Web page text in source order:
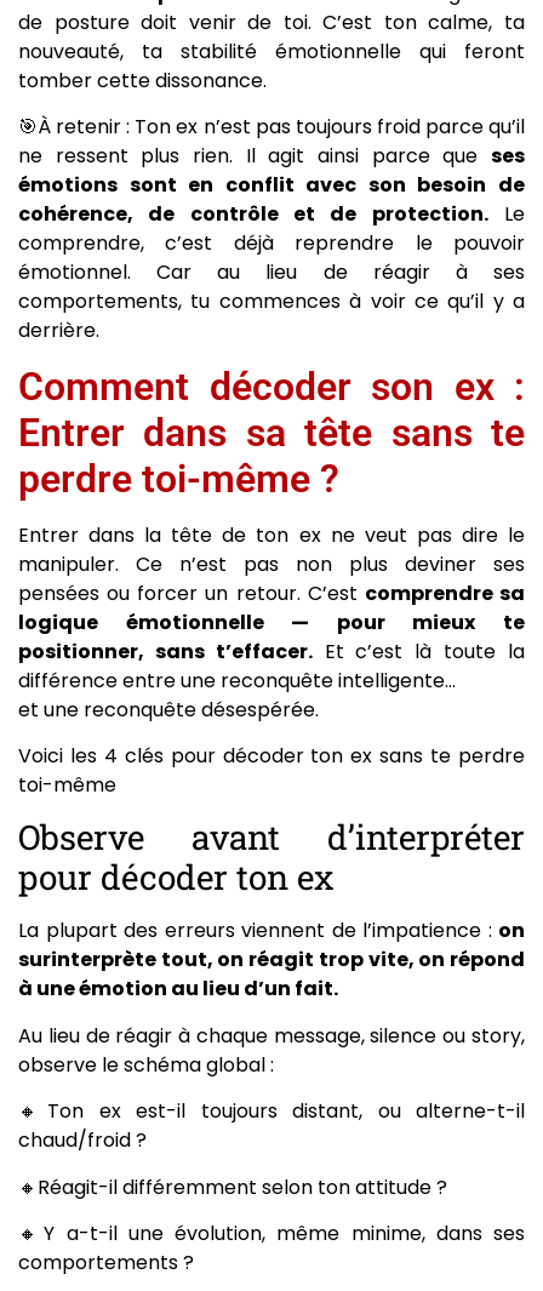
de posture doit venir de toi. C’est ton calme, ta
nouveauté, ta stabilité émotionnelle qui feront
tomber cette dissonance.
🎯À retenir : Ton ex n’est pas toujours froid parce qu’il
ne ressent plus rien. Il agit ainsi parce que ses
émotions sont en conflit avec son besoin de
cohérence, de contrôle et de protection.Le
comprendre, c’est déjà reprendre le pouvoir
émotionnel. Car au lieu de réagir à ses
comportements, tu commences à voir ce qu’il y a
derrière.
Comment décoder son ex :
Entrer dans sa tête sans te
perdre toi-même ?
Entrer dans la tête de ton ex ne veut pas dire le
manipuler. Ce n’est pas non plus deviner ses
pensées ou forcer un retour. C’est comprendre sa
logique émotionnelle — pour mieux te
positionner, sans t’effacer.Et c’est là toute la
différence entre une reconquête intelligente…
et une reconquête désespérée.
Voici les 4 clés pour décoder ton ex sans te perdre
toi-même
Observe avant d’interpréter
pour décoder ton ex
La plupart des erreurs viennent de l’impatience : on
surinterprète tout, on réagit trop vite, on répond
à une émotion au lieu d’un fait.
Au lieu de réagir à chaque message, silence ou story,
observe le schéma global :
🔸Ton ex est-il toujours distant, ou alterne-t-il
chaud/froid ?
🔸Réagit-il différemment selon ton attitude ?
🔸Y a-t-il une évolution, même minime, dans ses
comportements ?